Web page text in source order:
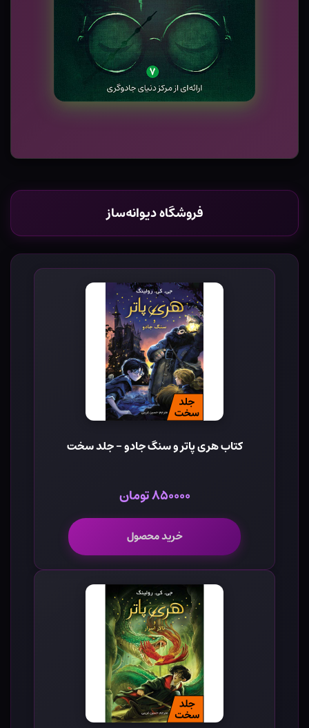
فروشگاه دیوانه‌ساز
کتاب هری پاتر و سنگ جادو - جلد سخت
۸۵۰۰۰۰ تومان
خرید محصول